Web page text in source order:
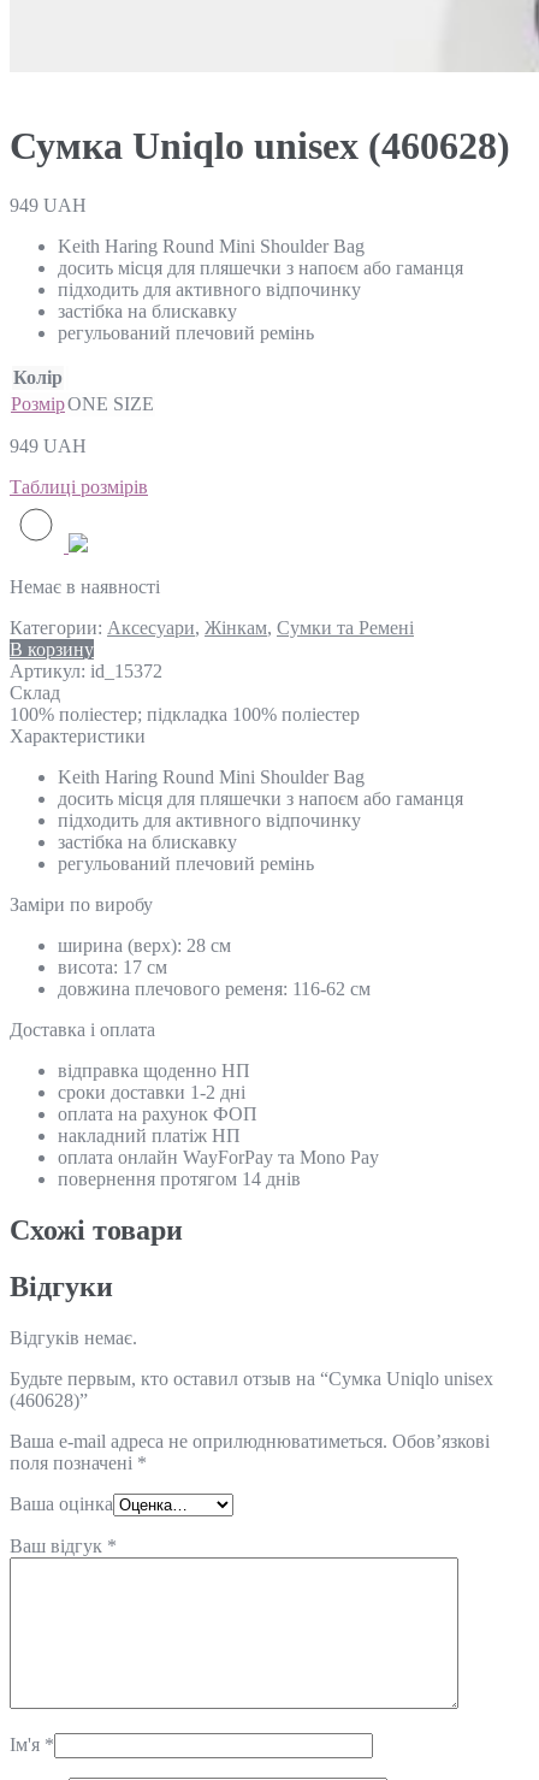
Сумка Uniqlo unisex (460628)
949 UAH
Keith Haring Round Mini Shoulder Bag
досить місця для пляшечки з напоєм або гаманця
підходить для активного відпочинку
застібка на блискавку
регульований плечовий ремінь
Колір
РозмірONE SIZE
949 UAH
Таблиці розмірів
Немає в наявності
Категории: Аксесуари, Жінкам, Сумки та Ремені
В корзину
Артикул: id_15372
Склад
100% поліестер; підкладка 100% поліестер
Характеристики
Keith Haring Round Mini Shoulder Bag
досить місця для пляшечки з напоєм або гаманця
підходить для активного відпочинку
застібка на блискавку
регульований плечовий ремінь
Замiри по виробу
ширина (верх): 28 см
висота: 17 см
довжина плечового ременя: 116-62 см
Доставка і оплата
відправка щоденно НП
сроки доставки 1-2 дні
оплата на рахунок ФОП
накладний платіж НП
оплата онлайн WayForPay та Mono Pay
повернення протягом 14 днів
Схожi товари
Відгуки
Відгуків немає.
Будьте первым, кто оставил отзыв на “Сумка Uniqlo unisex
(460628)”
Ваша e-mail адреса не оприлюднюватиметься. Обов’язкові
поля позначені *
Ваша оцінка
Ваш відгук *
Ім'я *